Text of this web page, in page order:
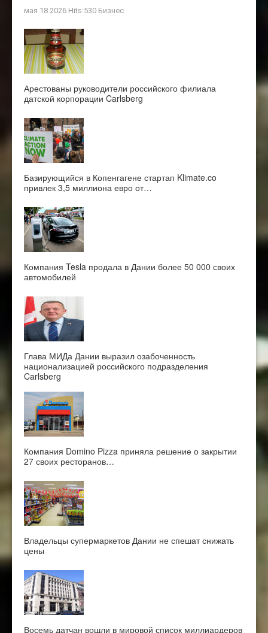
мая 18 2026 Hits:530 Бизнес
Арестованы руководители российского филиала
датской корпорации Carlsberg
Базирующийся в Копенгагене стартап Klimate.co
привлек 3,5 миллиона евро от…
Компания Tesla продала в Дании более 50 000 своих
автомобилей
Глава МИДа Дании выразил озабоченность
национализацией российского подразделения
Carlsberg
Компания Domino Pizza приняла решение о закрытии
27 своих ресторанов…
Владельцы супермаркетов Дании не спешат снижать
цены
Восемь датчан вошли в мировой список миллиардеров